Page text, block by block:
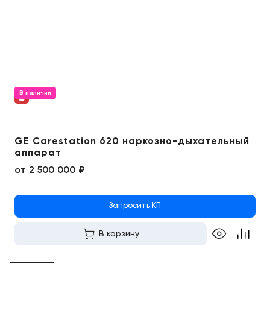
В наличии
GE Carestation 620 наркозно-дыхательный
аппарат
от 2 500 000 ₽
Запросить КП
В корзину